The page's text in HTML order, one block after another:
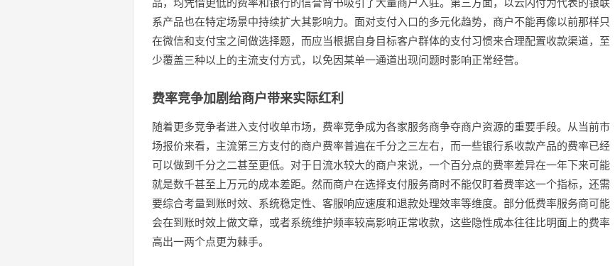
系产品也在特定场景中持续扩大其影响力。面对支付入口的多元化趋势，商户不能再像以前那样只
在微信和支付宝之间做选择题，而应当根据自身目标客户群体的支付习惯来合理配置收款渠道，至
少覆盖三种以上的主流支付方式，以免因某单一通道出现问题时影响正常经营。
费率竞争加剧给商户带来实际红利
随着更多竞争者进入支付收单市场，费率竞争成为各家服务商争夺商户资源的重要手段。从当前市
场报价来看，主流第三方支付的商户费率普遍在千分之三左右，而一些银行系收款产品的费率已经
可以做到千分之二甚至更低。对于日流水较大的商户来说，一个百分点的费率差异在一年下来可能
就是数千甚至上万元的成本差距。然而商户在选择支付服务商时不能仅盯着费率这一个指标，还需
要综合考量到账时效、系统稳定性、客服响应速度和退款处理效率等维度。部分低费率服务商可能
会在到账时效上做文章，或者系统维护频率较高影响正常收款，这些隐性成本往往比明面上的费率
高出一两个点更为棘手。